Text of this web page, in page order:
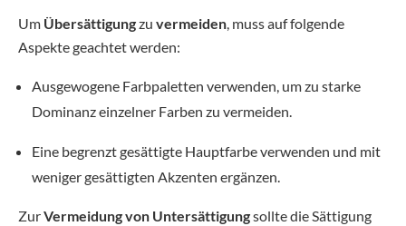
Um Über­sättigungzu vermeiden, muss auf folgende
Aspekte geachtet werden:
Ausgewogene Farbpaletten verwenden, um zu starke
Dominanz einzelner Farben zu vermeiden.
Eine begrenzt gesättigte Hauptfarbe verwenden und mit
weniger gesättigten Akzenten ergänzen.
ZurVermeidung von Unter­sättigungsollte die Sättigung